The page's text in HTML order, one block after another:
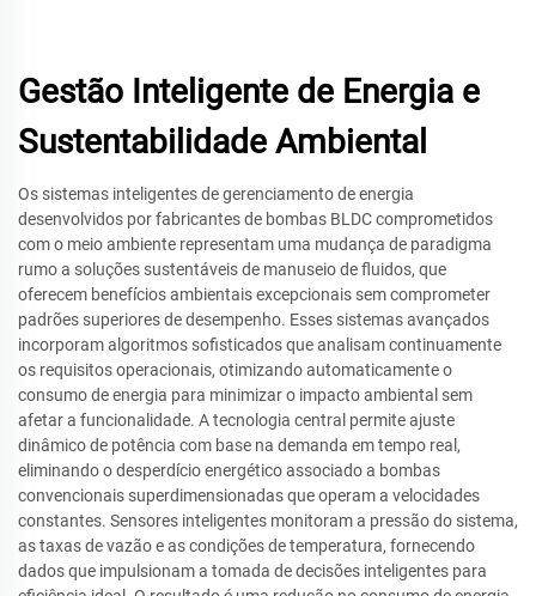
Gestão Inteligente de Energia e
Sustentabilidade Ambiental
Os sistemas inteligentes de gerenciamento de energia
desenvolvidos por fabricantes de bombas BLDC comprometidos
com o meio ambiente representam uma mudança de paradigma
rumo a soluções sustentáveis de manuseio de fluidos, que
oferecem benefícios ambientais excepcionais sem comprometer
padrões superiores de desempenho. Esses sistemas avançados
incorporam algoritmos sofisticados que analisam continuamente
os requisitos operacionais, otimizando automaticamente o
consumo de energia para minimizar o impacto ambiental sem
afetar a funcionalidade. A tecnologia central permite ajuste
dinâmico de potência com base na demanda em tempo real,
eliminando o desperdício energético associado a bombas
convencionais superdimensionadas que operam a velocidades
constantes. Sensores inteligentes monitoram a pressão do sistema,
as taxas de vazão e as condições de temperatura, fornecendo
dados que impulsionam a tomada de decisões inteligentes para